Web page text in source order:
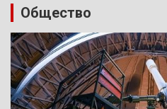
Общество